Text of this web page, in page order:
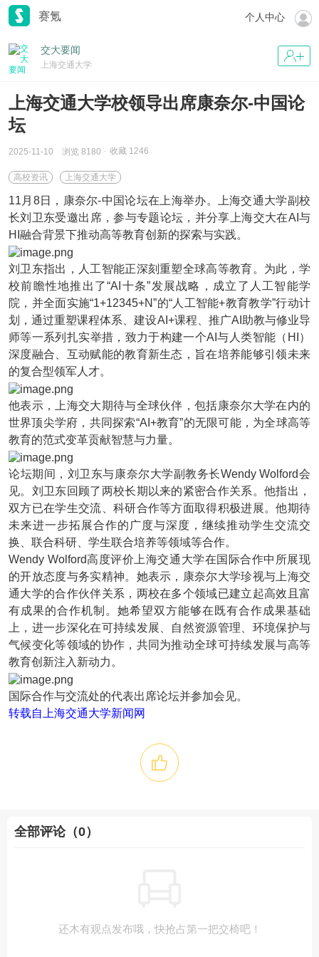
赛氪 个人中心
交大要闻
上海交通大学
上海交通大学校领导出席康奈尔-中国论
坛
2025-11-10 浏览 8180 收藏 1246
高校资讯 上海交通大学
11月8日，康奈尔-中国论坛在上海举办。上海交通大学副校
长刘卫东受邀出席，参与专题论坛，并分享上海交大在AI与
HI融合背景下推动高等教育创新的探索与实践。
刘卫东指出，人工智能正深刻重塑全球高等教育。为此，学
校前瞻性地推出了“AI十条”发展战略，成立了人工智能学
院，并全面实施“1+12345+N”的“人工智能+教育教学”行动计
划，通过重塑课程体系、建设AI+课程、推广AI助教与修业导
师等一系列扎实举措，致力于构建一个AI与人类智能（HI）
深度融合、互动赋能的教育新生态，旨在培养能够引领未来
的复合型领军人才。
他表示，上海交大期待与全球伙伴，包括康奈尔大学在内的
世界顶尖学府，共同探索“AI+教育”的无限可能，为全球高等
教育的范式变革贡献智慧与力量。
论坛期间，刘卫东与康奈尔大学副教务长Wendy Wolford会
见。刘卫东回顾了两校长期以来的紧密合作关系。他指出，
双方已在学生交流、科研合作等方面取得积极进展。他期待
未来进一步拓展合作的广度与深度，继续推动学生交流交
换、联合科研、学生联合培养等领域等合作。
Wendy Wolford高度评价上海交通大学在国际合作中所展现
的开放态度与务实精神。她表示，康奈尔大学珍视与上海交
通大学的合作伙伴关系，两校在多个领域已建立起高效且富
有成果的合作机制。她希望双方能够在既有合作成果基础
上，进一步深化在可持续发展、自然资源管理、环境保护与
气候变化等领域的协作，共同为推动全球可持续发展与高等
教育创新注入新动力。
国际合作与交流处的代表出席论坛并参加会见。
转载自上海交通大学新闻网
全部评论（0）
还木有观点发布哦，快抢占第一把交椅吧！